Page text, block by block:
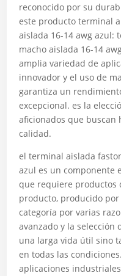
reconocido por su
este producto terminal
aislada 16-14 awg azul:
macho aislada 16-14
amplia variedad de
innovador y el uso de
garantiza un
excepcional. es la
aficionados que buscan
calidad.
el terminal aislada
azul es un componente
que requiere productos
producto, producido por
categoría por varias
avanzado y la selección
una larga vida útil sino
en todas las
aplicaciones